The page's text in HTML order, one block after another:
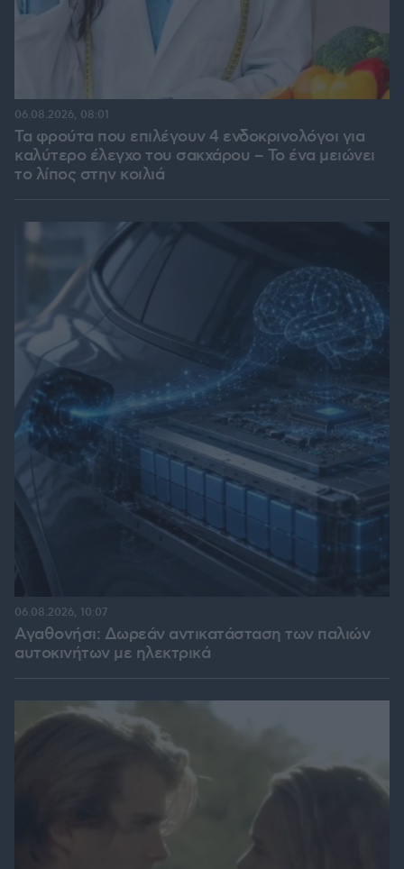
Τα φρούτα που επιλέγουν 4 ενδοκρινολόγοι για
καλύτερο έλεγχο του σακχάρου – Το ένα μειώνει
το λίπος στην κοιλιά
06.08.2026, 08:01
Αγαθονήσι: Δωρεάν αντικατάσταση των παλιών
αυτοκινήτων με ηλεκτρικά
06.08.2026, 10:07